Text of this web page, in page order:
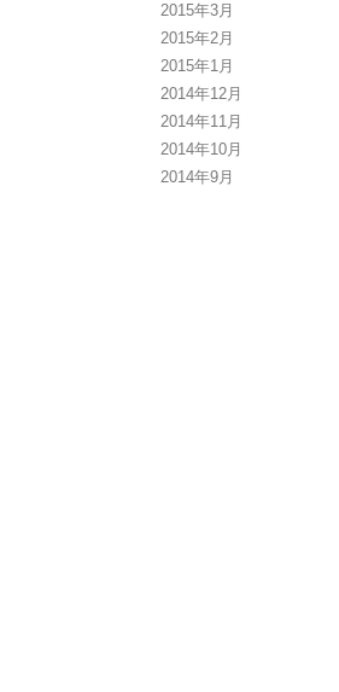
2015年3月
2015年2月
2015年1月
2014年12月
2014年11月
2014年10月
2014年9月